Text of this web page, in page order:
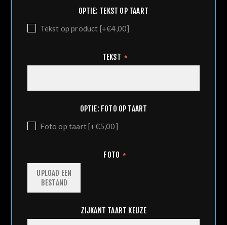
OPTIE: TEKST OP TAART
Tekst op product [+€4,00]
TEKST *
OPTIE: FOTO OP TAART
Foto op taart [+€5,00]
FOTO *
UPLOAD EEN
BESTAND
ZIJKANT TAART KEUZE